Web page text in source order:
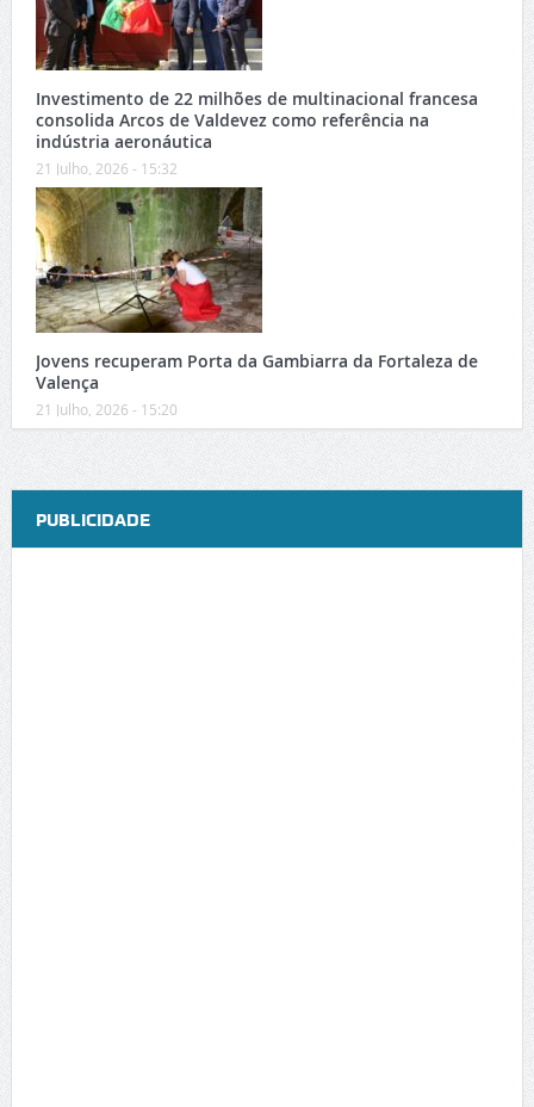
Investimento de 22 milhões de multinacional francesa
consolida Arcos de Valdevez como referência na
indústria aeronáutica
21 Julho, 2026 - 15:32
Jovens recuperam Porta da Gambiarra da Fortaleza de
Valença
21 Julho, 2026 - 15:20
PUBLICIDADE